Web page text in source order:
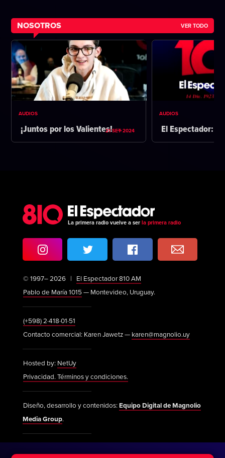
NOSOTROS VER TODO
AUDIOS
¡Juntos por los Valientes!21 SET 2024
AUDIOS
El Espectador:
La primera radio vuelve a ser la primera radio
© 1997– 2026 | El Espectador 810 AM
Pablo de María 1015— Montevideo, Uruguay.
(+598) 2·418·01·51
Contacto comercial: Karen Jawetz — karen@magnolio.uy
Hosted by: NetUy
Privacidad. Términos y condiciones.
Diseño, desarrollo y contenidos:Equipo Digital de Magnolio
Media Group.